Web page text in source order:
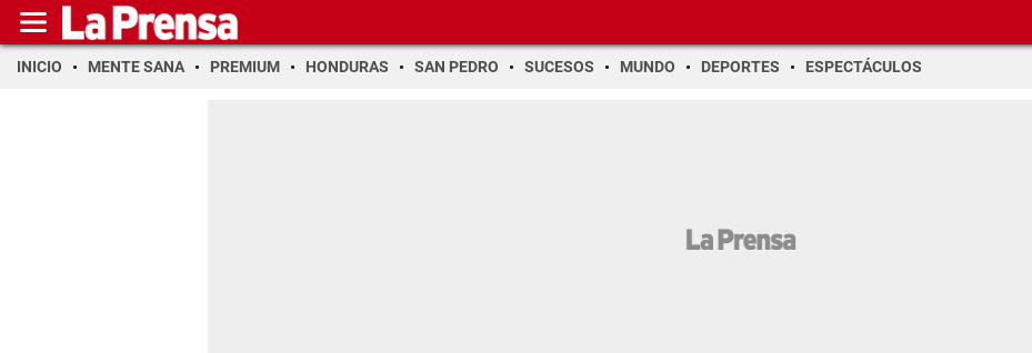
INICIO MENTE SANA PREMIUM HONDURAS SAN PEDRO SUCESOS MUNDO DEPORTES ESPECTÁCULOS